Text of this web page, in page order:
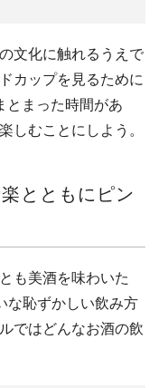
文化に触れるうえで
カップを見るために
とまった時間があ
しむことにしよう。
とともにピン
も美酒を味わいた
な恥ずかしい飲み方
ではどんなお酒の飲